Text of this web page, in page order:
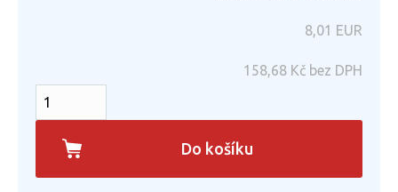
8,01 EUR
158,68 Kč bez DPH
Do košíku